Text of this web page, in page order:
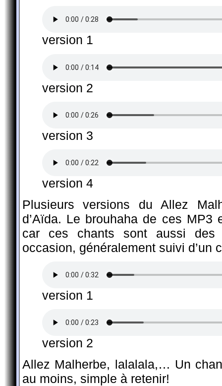
version 1
version 2
version 3
version 4
Plusieurs versions du Allez
d’Aïda. Le brouhaha de ces
car ces chants sont aussi des
occasion, généralement suivi d’un
version 1
version 2
Allez Malherbe, lalalala,… Un
au moins, simple à retenir!